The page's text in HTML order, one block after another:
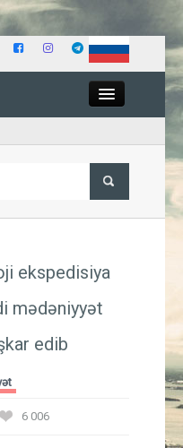
İqtisadiyyat
Güney Azərbaycan
ekspedisiya
mədəniyyət
edib
6 006